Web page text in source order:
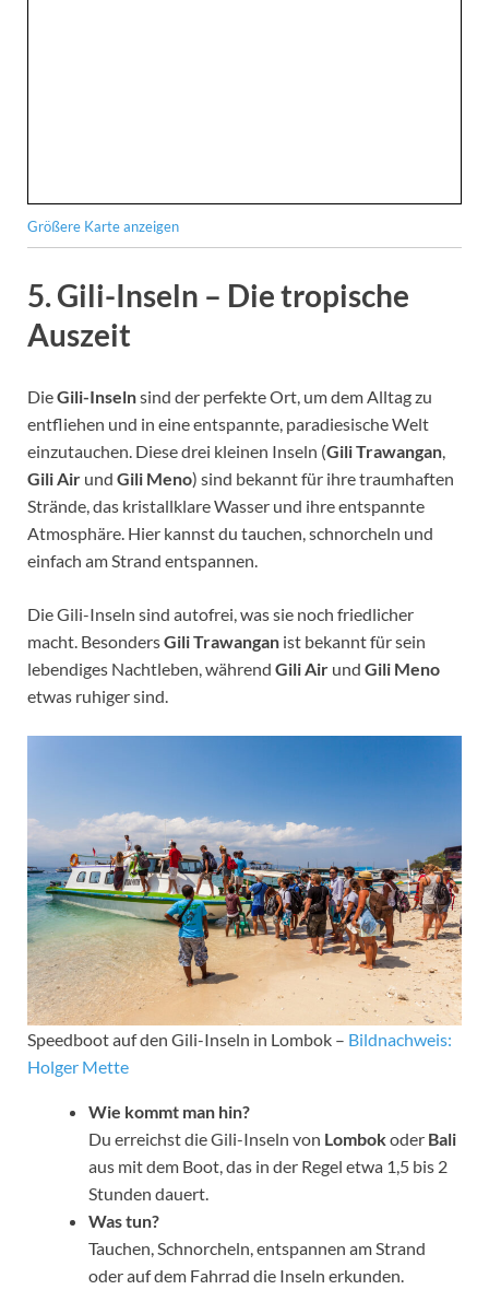
Größere Karte anzeigen
5. Gili-Inseln – Die tropische
Auszeit
DieGili-Inselnsind der perfekte Ort, um dem Alltag zu
entfliehen und in eine entspannte, paradiesische Welt
einzutauchen. Diese drei kleinen Inseln (Gili Trawangan
Gili Air und Gili Meno) sind bekannt für ihre traumhaften
Strände, das kristallklare Wasser und ihre entspannte
Atmosphäre. Hier kannst du tauchen, schnorcheln und
einfach am Strand entspannen.
Die Gili-Inseln sind autofrei, was sie noch friedlicher
macht. BesondersGili Trawangan ist bekannt für sein
lebendiges Nachtleben, während Gili Air und Gili Meno
etwas ruhiger sind.
Speedboot auf den Gili-Inseln in Lombok – Bildnachweis:
Holger Mette
Wie kommt man hin?
Du erreichst die Gili-Inseln von Lombokoder Bali
aus mit dem Boot, das in der Regel etwa 1,5 bis 2
Stunden dauert.
Was tun?
Tauchen, Schnorcheln, entspannen am Strand
oder auf dem Fahrrad die Inseln erkunden.